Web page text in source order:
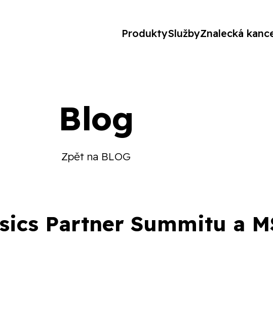
ProduktySlužbyZnalecká
Blog
Zpět na BLOG
Partner Summitu a